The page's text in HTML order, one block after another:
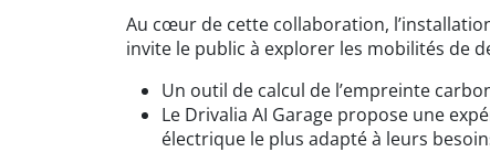
Au cœur de cette collaboration,
invite le public à explorer les mobilités de
Un outil de calcul de l’empreinte
Le Drivalia AI Garage propose une
électrique le plus adapté à leurs